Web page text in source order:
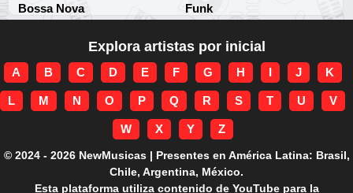
Bossa Nova
Brega-funk
Cha-Cha
Corridos
Country
Funk
Funk Internacional
Gospel/Religioso
Gótico
Grunge
Guarania
Explora artistas por inicial
A B C D E F G H I J K
L M N O P Q R S T U V
W X Y Z
© 2024 - 2026 NewMusicas | Presentes en América Latina: Brasil,
Chile, Argentina, México.
Esta plataforma utiliza contenido de YouTube para la